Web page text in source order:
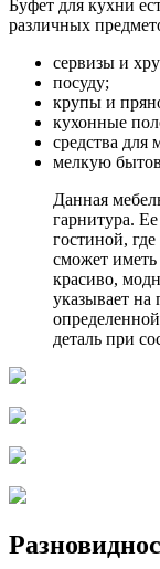
Буфет для кухни
различных
сервизы и
посуду;
крупы и
кухонные
средства для
мелкую
Данная
гарнитура.
гостиной,
сможет
красиво,
указывает на
деталь при